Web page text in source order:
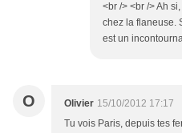
<br /> <br /> Ah
chez la flaneuse.
est un
O Olivier 15/10/2012 17:17
Tu vois Paris, depuis tes